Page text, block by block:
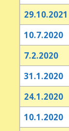
29.10.2021
10.7.2020
7.2.2020
31.1.2020
24.1.2020
10.1.2020